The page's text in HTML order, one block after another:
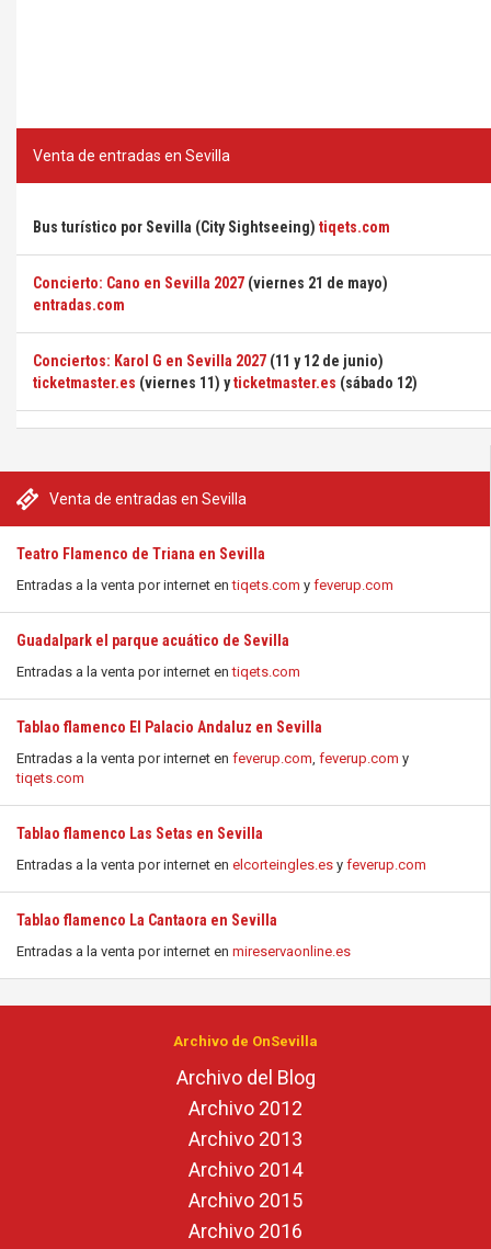
Venta de entradas en Sevilla
Teatro Flamenco de Triana en Sevilla
Entradas a la venta por internet entiqets.com y feverup.com
Guadalpark el parque acuático de Sevilla
Entradas a la venta por internet entiqets.com
Tablao flamenco El Palacio Andaluz en Sevilla
Entradas a la venta por internet en feverup.com, feverup.com y
tiqets.com
Tablao flamenco Las Setas en Sevilla
Entradas a la venta por internet en elcorteingles.es y feverup.com
Tablao flamenco La Cantaora en Sevilla
Entradas a la venta por internet en mireservaonline.es
Venta de entradas en Sevilla
Bus turístico por Sevilla (City Sightseeing) tiqets.com
Concierto: Cano en Sevilla 2027 (viernes 21 de mayo)
entradas.com
Conciertos: Karol G en Sevilla 2027 (11 y 12 de junio)
ticketmaster.es (viernes 11) yticketmaster.es (sábado 12)
Archivo de OnSevilla
Archivo del Blog
Archivo 2012
Archivo 2013
Archivo 2014
Archivo 2015
Archivo 2016